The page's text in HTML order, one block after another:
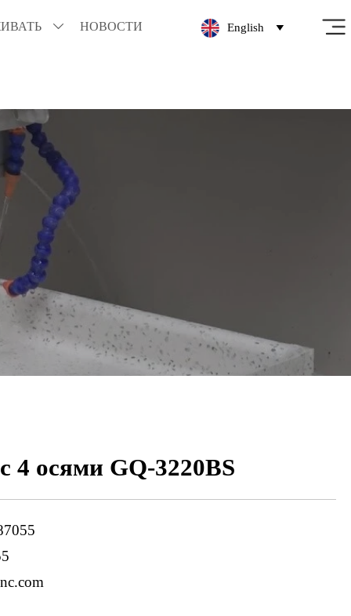
 НОВОСТИ English 
4 осями GQ-3220BS